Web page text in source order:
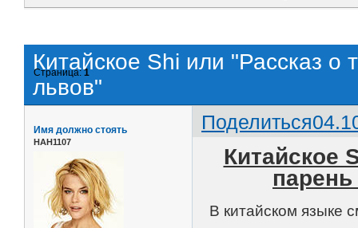
Китайское Shi или "Рассказ
львов"
Страница:1
Поделиться
Имя должно стоять
НАН1107
Китайское
В китайском языке